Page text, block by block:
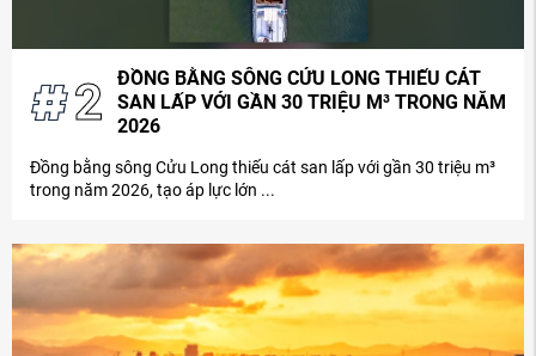
2
ĐỒNG BẰNG SÔNG CỬU LONG THIẾU CÁT
SAN LẤP VỚI GẦN 30 TRIỆU M³ TRONG NĂM
2026
Đồng bằng sông Cửu Long thiếu cát san lấp với gần 30 triệu m³
trong năm 2026, tạo áp lực lớn ...